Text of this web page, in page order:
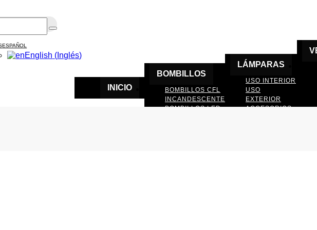
ESPAÑOL
English ( Inglés)
INICIO
BOMBILLOS
BOMBILLOS CFL
INCANDESCENTE
BOMBILLOS LED
LÁMPARAS
USO INTERIOR
USO
EXTERIOR
ACCESORIOS